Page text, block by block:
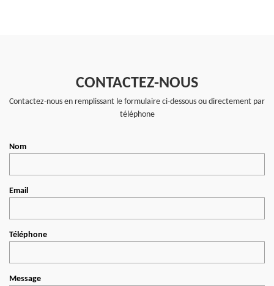
CONTACTEZ-NOUS
Contactez-nous en remplissant le formulaire ci-dessous ou directement par
téléphone
Nom
Email
Téléphone
Message